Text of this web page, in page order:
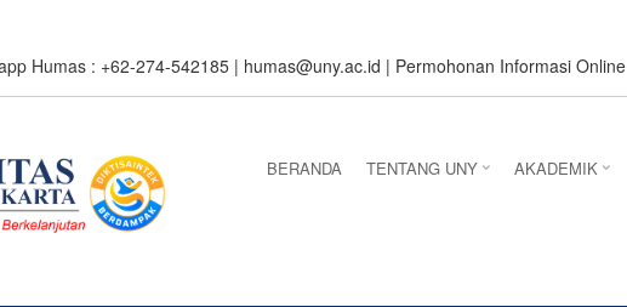
Humas : +62-274-542185 | humas@uny.ac.id | Permohonan Informasi Online
BERANDA TENTANG UNY AKADEMIK